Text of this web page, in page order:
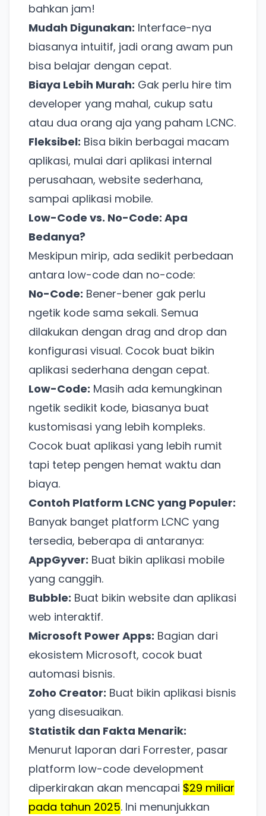
bahkan jam!
Mudah Digunakan: Interface-nya
biasanya intuitif, jadi orang awam pun
bisa belajar dengan cepat.
Biaya Lebih Murah: Gak perlu hire tim
developer yang mahal, cukup satu
atau dua orang aja yang paham LCNC.
Fleksibel: Bisa bikin berbagai macam
aplikasi, mulai dari aplikasi internal
perusahaan, website sederhana,
sampai aplikasi mobile.
Low-Code vs. No-Code: Apa
Bedanya?
Meskipun mirip, ada sedikit perbedaan
antara low-code dan no-code:
No-Code: Bener-bener gak perlu
ngetik kode sama sekali. Semua
dilakukan dengan drag and drop dan
konfigurasi visual. Cocok buat bikin
aplikasi sederhana dengan cepat.
Low-Code: Masih ada kemungkinan
ngetik sedikit kode, biasanya buat
kustomisasi yang lebih kompleks.
Cocok buat aplikasi yang lebih rumit
tapi tetep pengen hemat waktu dan
biaya.
Contoh Platform LCNC yang Populer:
Banyak banget platform LCNC yang
tersedia, beberapa di antaranya:
AppGyver: Buat bikin aplikasi mobile
yang canggih.
Bubble: Buat bikin website dan aplikasi
web interaktif.
Microsoft Power Apps: Bagian dari
ekosistem Microsoft, cocok buat
automasi bisnis.
Zoho Creator: Buat bikin aplikasi bisnis
yang disesuaikan.
Statistik dan Fakta Menarik:
Menurut laporan dari Forrester, pasar
platform low-code development
diperkirakan akan mencapai $29 miliar
pada tahun 2025. Ini menunjukkan